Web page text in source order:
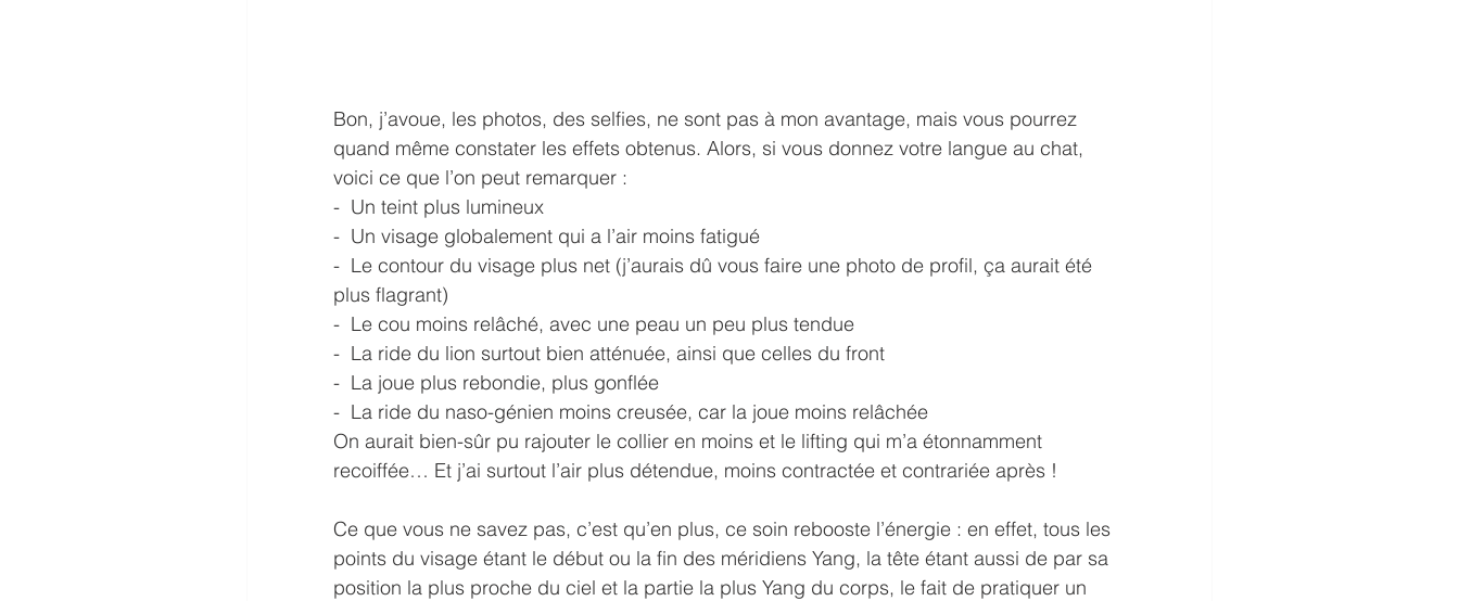
Bon, j’avoue, les photos, des selfies, ne sont pas à mon avantage, mais vous pourrez
quand même constater les effets obtenus. Alors, si vous donnez votre langue au chat,
voici ce que l’on peut remarquer :
-  Un teint plus lumineux
-  Un visage globalement qui a l’air moins fatigué
-  Le contour du visage plus net (j’aurais dû vous faire une photo de profil, ça aurait été
plus flagrant)
-  Le cou moins relâché, avec une peau un peu plus tendue
-  La ride du lion surtout bien atténuée, ainsi que celles du front
-  La joue plus rebondie, plus gonflée
-  La ride du naso-génien moins creusée, car la joue moins relâchée
On aurait bien-sûr pu rajouter le collier en moins et le lifting qui m’a étonnamment
recoiffée… Et j’ai surtout l’air plus détendue, moins contractée et contrariée après !
Ce que vous ne savez pas, c’est qu’en plus, ce soin rebooste l’énergie : en effet, tous les
points du visage étant le début ou la fin des méridiens Yang, la tête étant aussi de par sa
position la plus proche du ciel et la partie la plus Yang du corps, le fait de pratiquer un